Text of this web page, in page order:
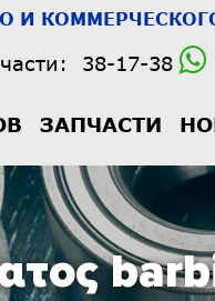
И
38-17-38
ЗАПЧАСТИ